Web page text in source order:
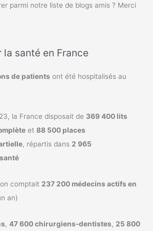
parmi notre liste de blogs amis ? Merci
santé en France
de patients ont été hospitalisés au
la France disposait de 369 400 lits
et88 500 places
, répartis dans 2 965
on comptait 237 200 médecins actifs en
an)
,47 600 chirurgiens-dentistes, 25 800